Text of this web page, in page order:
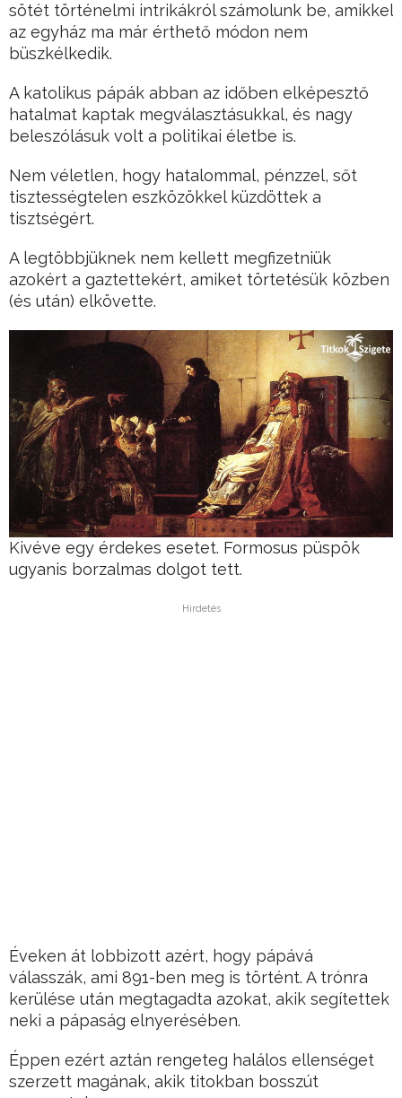
sötét történelmi intrikákról számolunk be, amikkel
az egyház ma már érthető módon nem
büszkélkedik.
A katolikus pápák abban az időben elképesztő
hatalmat kaptak megválasztásukkal, és nagy
beleszólásuk volt a politikai életbe is.
Nem véletlen, hogy hatalommal, pénzzel, sőt
tisztességtelen eszközökkel küzdöttek a
tisztségért.
A legtöbbjüknek nem kellett megfizetniük
azokért a gaztettekért, amiket törtetésük közben
(és után) elkövette.
Kivéve egy érdekes esetet. Formosus püspök
ugyanis borzalmas dolgot tett.
Hirdetés
Éveken át lobbizott azért, hogy pápává
válasszák, ami 891-ben meg is történt. A trónra
kerülése után megtagadta azokat, akik segítettek
neki a pápaság elnyerésében.
Éppen ezért aztán rengeteg halálos ellenséget
szerzett magának, akik titokban bosszút